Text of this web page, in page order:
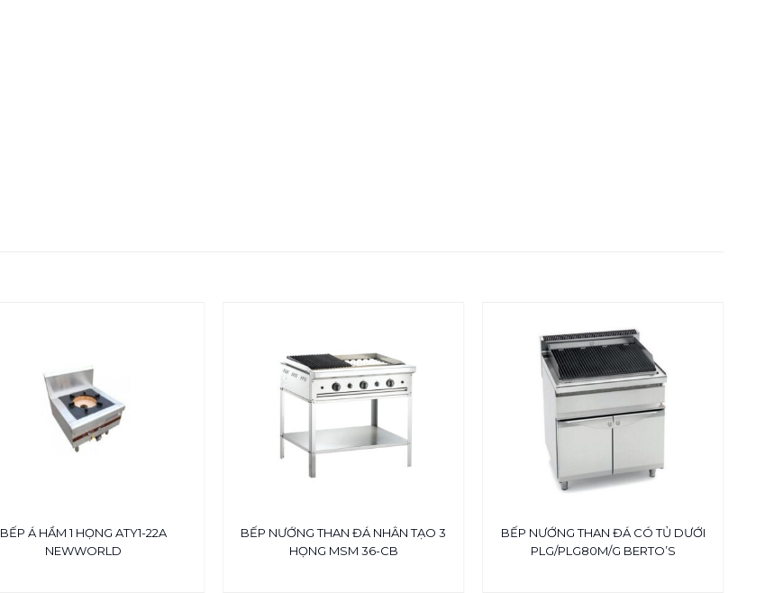
BẾP Á HẦM 1 HỌNG ATY1-22A
NEWWORLD
BẾP NƯỚNG THAN ĐÁ NHÂN TẠO 3
HỌNG MSM 36-CB
BẾP NƯỚNG THAN ĐÁ CÓ TỦ DƯỚI
PLG/PLG80M/G BERTO’S